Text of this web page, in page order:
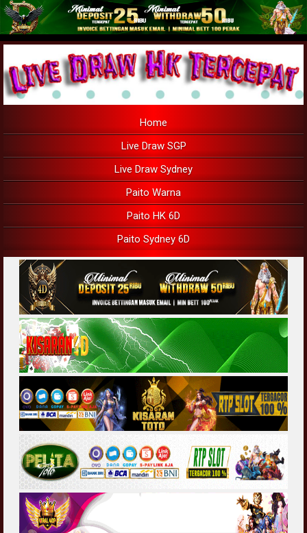
Home
Live Draw SGP
Live Draw Sydney
Paito Warna
Paito HK 6D
Paito Sydney 6D